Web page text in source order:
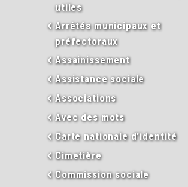
utiles
Arrêtés municipaux et
préfectoraux
Assainissement
Assistance sociale
Associations
Avec des mots
Carte nationale d’identité
Cimetière
Commission sociale